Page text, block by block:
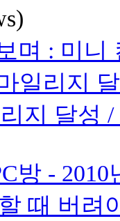
며 : 미니
일리지
지 달성
방 - 2010
때 버려